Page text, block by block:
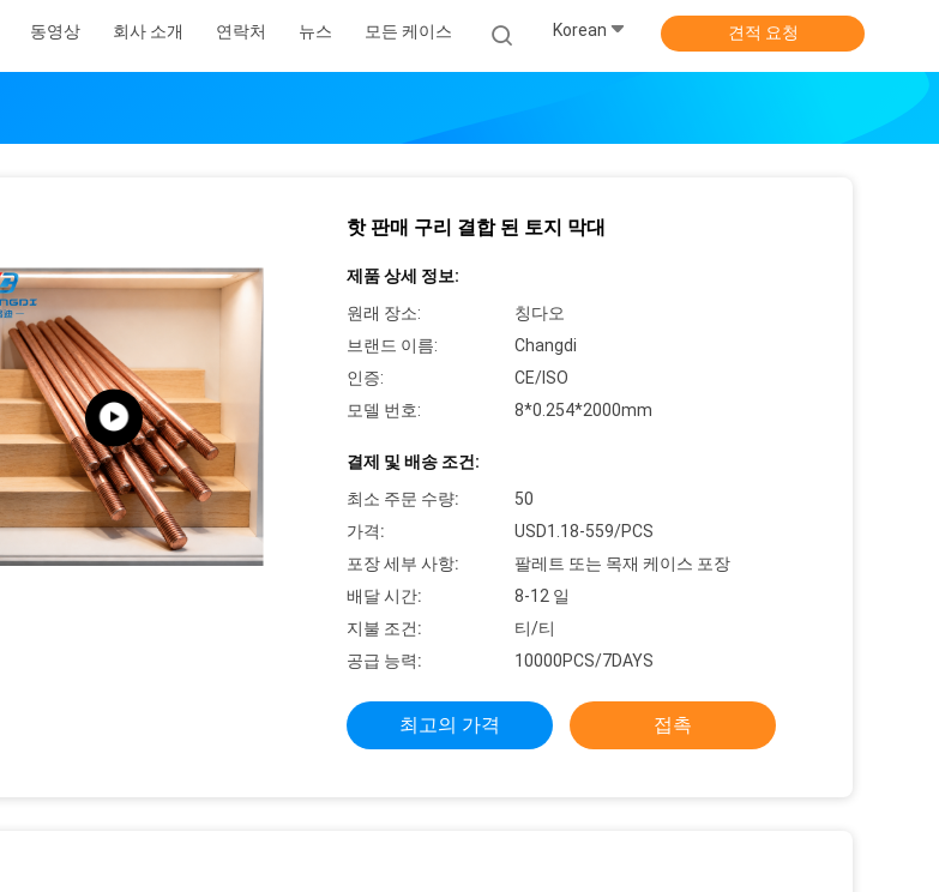
동영상 회사 소개 연락처 뉴스 모든 케이스 Korean 견적 요청
핫 판매 구리 결합 된 토지 막대
제품 상세 정보:
원래 장소:
칭다오
브랜드 이름:
Changdi
인증:
CE/ISO
모델 번호:
8*0.254*2000mm
결제 및 배송 조건:
최소 주문 수량:
50
가격:
USD1.18-559/PCS
포장 세부 사항:
팔레트 또는 목재 케이스 포장
배달 시간:
8-12 일
지불 조건:
티/티
공급 능력:
10000PCS/7DAYS
최고의 가격 접촉